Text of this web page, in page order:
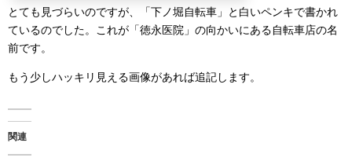
とても見づらいのですが、「下ノ堀自転車」と白いペンキで書かれ
ているのでした。これが「徳永医院」の向かいにある自転車店の名
前です。
もう少しハッキリ見える画像があれば追記します。
関連